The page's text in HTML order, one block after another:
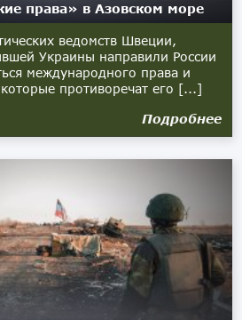
права» в Азовском море
ведомств Швеции,
Украины направили России
международного права и
противоречат его [...]
Подробнее